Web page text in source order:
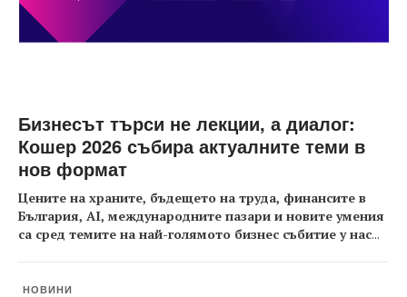
Бизнесът търси не лекции, а диалог:
Кошер 2026 събира актуалните теми в
нов формат
Цените на храните, бъдещето на труда, финансите в
България, AI, международните пазари и новите умения
са сред темите на най-голямото бизнес събитие у нас...
НОВИНИ